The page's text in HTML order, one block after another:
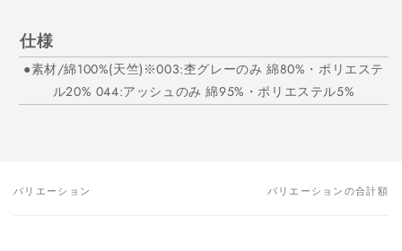
仕様
●素材/綿100%(天竺)※003:杢グレーのみ 綿80%・ポリエステ
ル20% 044:アッシュのみ 綿95%・ポリエステル5%
あ
バリエーション バリエーションの合計額